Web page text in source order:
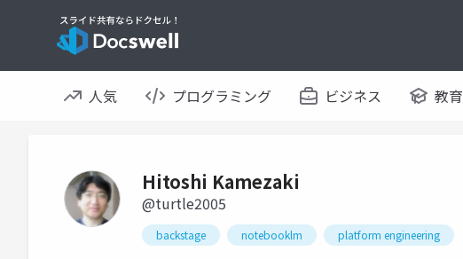
人気 プログラミング ビジネス 教育
Hitoshi Kamezaki
@turtle2005
backstage notebooklm platform engineering